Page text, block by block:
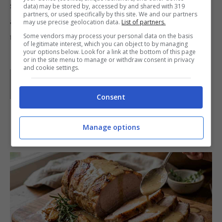
sperimentare sempre cose nuove, da provare
assolutamente lazuppa di barbabietole o borscht
tipica della cucina russa.
Parole diGIeGI
occhio di riguardo a quelle della tradizione regionale.
IN PRIMO PIANO
data) may be stored by, accessed by and shared with 319
partners, or used specifically by this site. We and our partners
may use precise geolocation data. List of partners.
Some vendors may process your personal data on the basis
of legitimate interest, which you can object to by managing
your options below. Look for a link at the bottom of this page
or in the site menu to manage or withdraw consent in privacy
and cookie settings.
Consent
Manage options